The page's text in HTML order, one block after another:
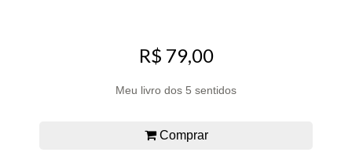
R$ 79,00
Meu livro dos 5 sentidos
Comprar